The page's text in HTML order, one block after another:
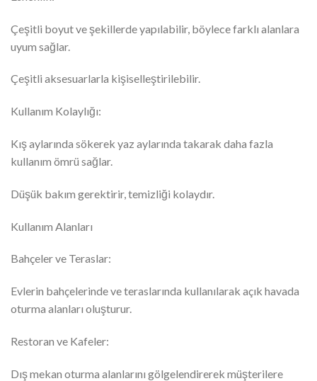
Çeşitli boyut ve şekillerde yapılabilir, böylece farklı alanlara
uyum sağlar.
Çeşitli aksesuarlarla kişiselleştirilebilir.
Kullanım Kolaylığı:
Kış aylarında sökerek yaz aylarında takarak daha fazla
kullanım ömrü sağlar.
Düşük bakım gerektirir, temizliği kolaydır.
Kullanım Alanları
Bahçeler ve Teraslar:
Evlerin bahçelerinde ve teraslarında kullanılarak açık havada
oturma alanları oluşturur.
Restoran ve Kafeler:
Dış mekan oturma alanlarını gölgelendirerek müşterilere